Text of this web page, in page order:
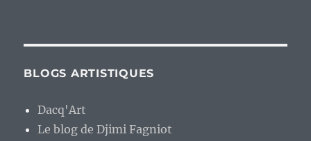
BLOGS ARTISTIQUES
Dacq'Art
Le blog de Djimi Fagniot